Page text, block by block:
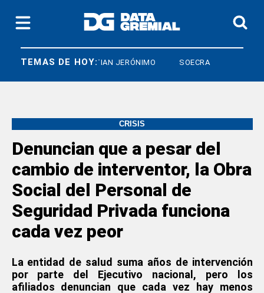
TEMAS DE HOY:
CRISTIAN JERÓNIMO SOECRA
CRISIS
Denuncian que a pesar del
cambio de interventor, la Obra
Social del Personal de
Seguridad Privada funciona
cada vez peor
La entidad de salud suma años de intervención
por parte del Ejecutivo nacional, pero los
afiliados denuncian que cada vez hay menos